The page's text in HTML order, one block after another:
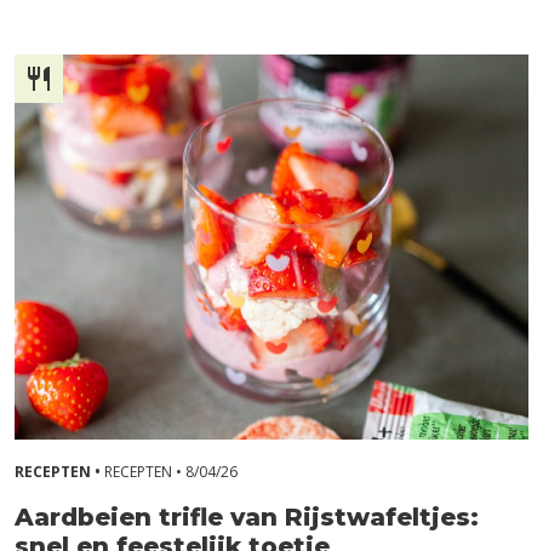
RECEPTEN • RECEPTEN • 8/04/26
Aardbeien trifle van Rijstwafeltjes: